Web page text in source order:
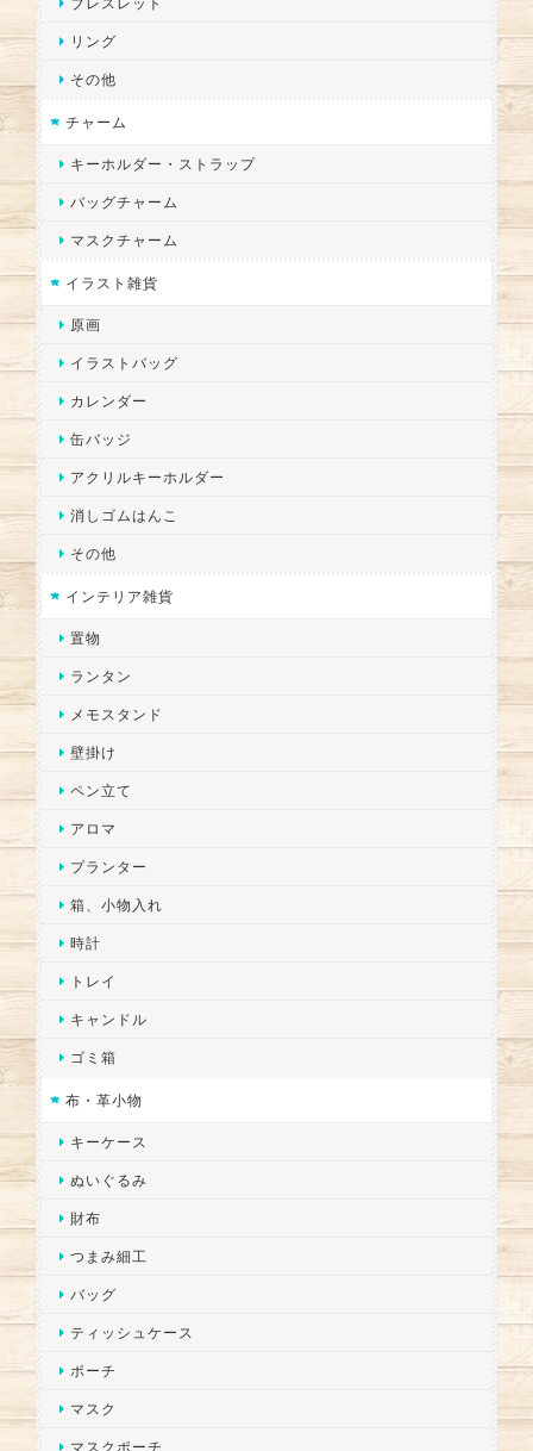
ブレスレット
リング
その他
チャーム
キーホルダー・ストラップ
バッグチャーム
マスクチャーム
イラスト雑貨
原画
イラストバッグ
カレンダー
缶バッジ
アクリルキーホルダー
消しゴムはんこ
その他
インテリア雑貨
置物
ランタン
メモスタンド
壁掛け
ペン立て
アロマ
プランター
箱、小物入れ
時計
トレイ
キャンドル
ゴミ箱
布・革小物
キーケース
ぬいぐるみ
財布
つまみ細工
バッグ
ティッシュケース
ポーチ
マスク
マスクポーチ